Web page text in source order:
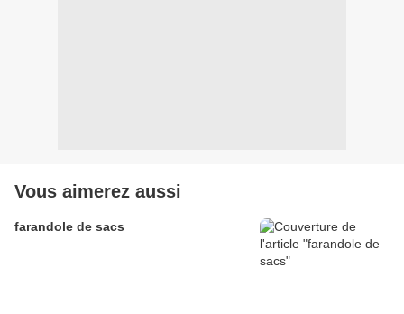
Vous aimerez aussi
farandole de sacs